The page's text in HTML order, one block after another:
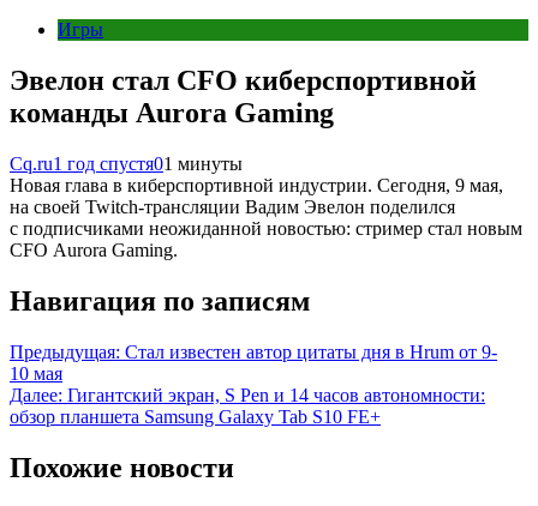
Игры
Эвелон стал CFO киберспортивной
команды Aurora Gaming
Cq.ru1 год спустя01 минуты
Новая глава в киберспортивной индустрии. Сегодня, 9 мая,
на своей Twitch-трансляции Вадим Эвелон поделился
с подписчиками неожиданной новостью: стример стал новым
CFO Aurora Gaming.
Навигация по записям
Предыдущая: Стал известен автор цитаты дня в Hrum от 9-
10 мая
Далее: Гигантский экран, S Pen и 14 часов автономности:
обзор планшета Samsung Galaxy Tab S10 FE+
Похожие новости